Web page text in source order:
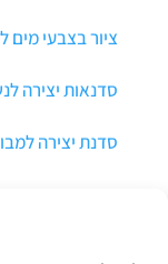
ציור בצבעי מים
סדנאות יצירה
סדנת יצירה